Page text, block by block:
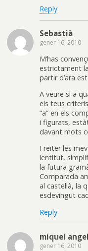
Reply
Sebastià
gener 16, 2010
M’has
estrictament
partir d’ara
A veure si a
els teus
“a” en els
i figurats,
davant mots
I reiter les
lentitut,
la futura
Comparada
al castellà, la
esdevingut
Reply
miquel
gener 16, 2010